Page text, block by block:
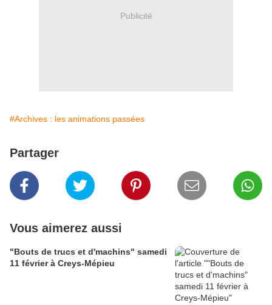
Publicité
#Archives : les animations passées
Partager
Vous aimerez aussi
"Bouts de trucs et d'machins" samedi
11 février à Creys-Mépieu